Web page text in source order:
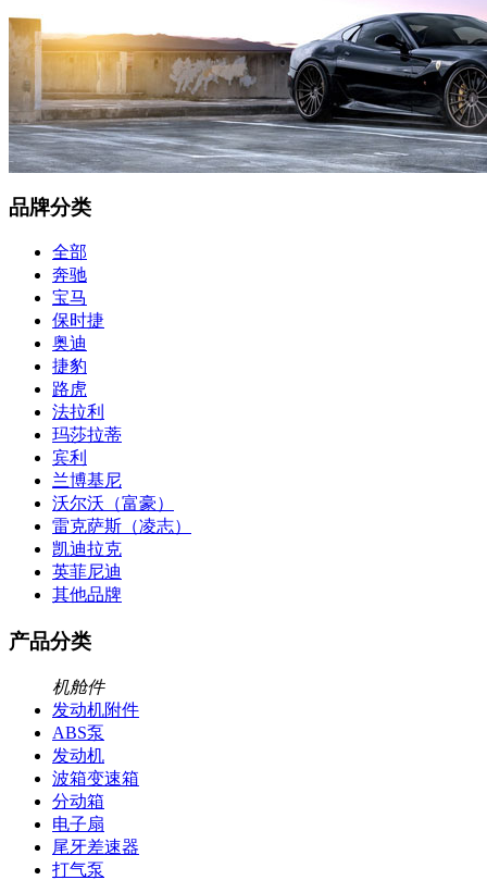
品牌分类
全部
奔驰
宝马
保时捷
奥迪
捷豹
路虎
法拉利
玛莎拉蒂
宾利
兰博基尼
沃尔沃（富豪）
雷克萨斯（凌志）
凯迪拉克
英菲尼迪
其他品牌
产品分类
机舱件
发动机附件
ABS泵
发动机
波箱变速箱
分动箱
电子扇
尾牙差速器
打气泵